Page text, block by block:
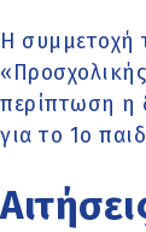
Η συμμετοχή
περίπτωση η
για το 1ο